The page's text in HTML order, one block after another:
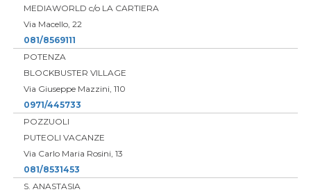
MEDIAWORLD c/o LA CARTIERA
Via Macello, 22
081/8569111
POTENZA
BLOCKBUSTER VILLAGE
Via Giuseppe Mazzini, 110
0971/445733
POZZUOLI
PUTEOLI VACANZE
Via Carlo Maria Rosini, 13
081/8531453
S. ANASTASIA